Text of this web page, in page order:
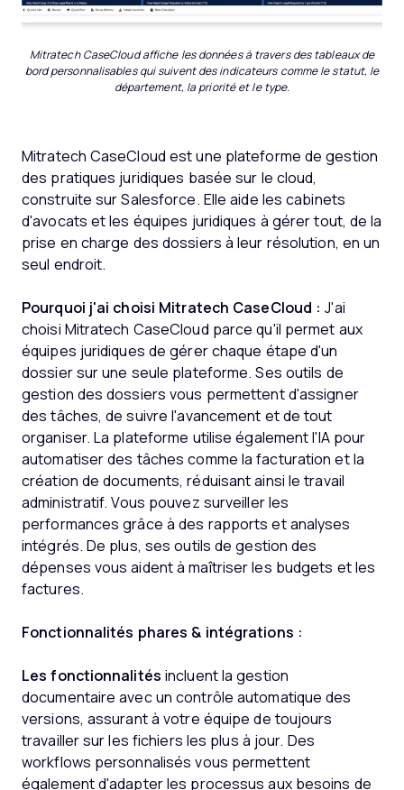
Mitratech CaseCloud affiche les données à travers des tableaux de
bord personnalisables qui suivent des indicateurs comme le statut, le
département, la priorité et le type.
Mitratech CaseCloud est une plateforme de gestion
des pratiques juridiques basée sur le cloud,
construite sur Salesforce. Elle aide les cabinets
d'avocats et les équipes juridiques à gérer tout, de la
prise en charge des dossiers à leur résolution, en un
seul endroit.
Pourquoi j'ai choisi Mitratech CaseCloud :J'ai
choisi Mitratech CaseCloud parce qu'il permet aux
équipes juridiques de gérer chaque étape d'un
dossier sur une seule plateforme. Ses outils de
gestion des dossiers vous permettent d'assigner
des tâches, de suivre l'avancement et de tout
organiser. La plateforme utilise également l'IA pour
automatiser des tâches comme la facturation et la
création de documents, réduisant ainsi le travail
administratif. Vous pouvez surveiller les
performances grâce à des rapports et analyses
intégrés. De plus, ses outils de gestion des
dépenses vous aident à maîtriser les budgets et les
factures.
Fonctionnalités phares & intégrations :
Les fonctionnalités incluent la gestion
documentaire avec un contrôle automatique des
versions, assurant à votre équipe de toujours
travailler sur les fichiers les plus à jour. Des
workflows personnalisés vous permettent
également d'adapter les processus aux besoins de